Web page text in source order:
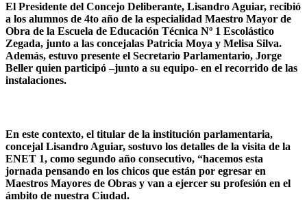
El Presidente del Concejo Deliberante, Lisandro Aguiar, recibió
a los alumnos de 4to año de la especialidad Maestro Mayor de
Obra de la Escuela de Educación Técnica Nº 1 Escolástico
Zegada, junto a las concejalas Patricia Moya y Melisa Silva.
Además, estuvo presente el Secretario Parlamentario, Jorge
Beller quien participó –junto a su equipo- en el recorrido de las
instalaciones.
En este contexto, el titular de la institución parlamentaria,
concejal Lisandro Aguiar, sostuvo los detalles de la visita de la
ENET 1, como segundo año consecutivo, “hacemos esta
jornada pensando en los chicos que están por egresar en
Maestros Mayores de Obras y van a ejercer su profesión en el
ámbito de nuestra Ciudad.